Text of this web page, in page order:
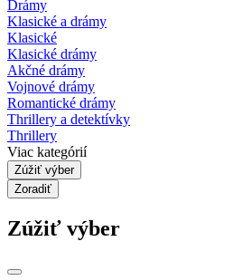
Drámy
Klasické a drámy
Klasické
Klasické drámy
Akčné drámy
Vojnové drámy
Romantické drámy
Thrillery a detektívky
Thrillery
Viac kategórií
Zúžiť výber
Zoradiť
Zúžiť výber